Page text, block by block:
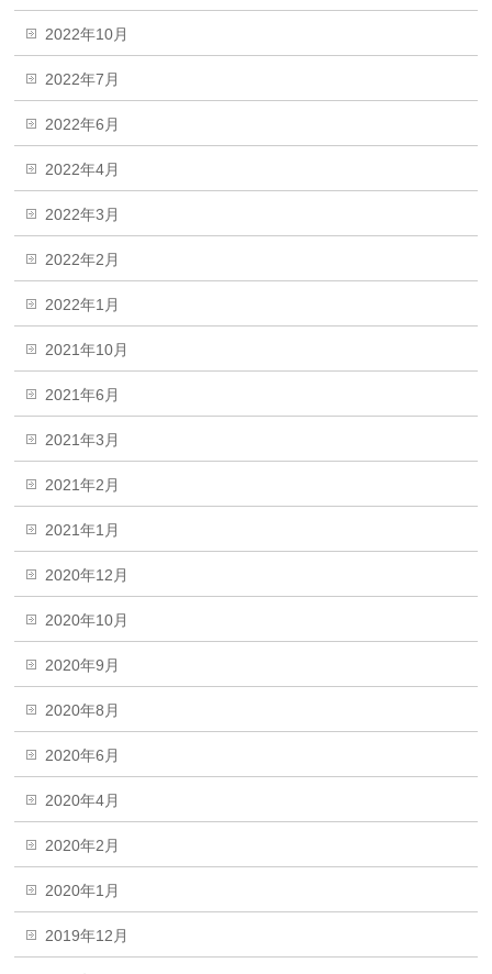
2022年10月
2022年7月
2022年6月
2022年4月
2022年3月
2022年2月
2022年1月
2021年10月
2021年6月
2021年3月
2021年2月
2021年1月
2020年12月
2020年10月
2020年9月
2020年8月
2020年6月
2020年4月
2020年2月
2020年1月
2019年12月